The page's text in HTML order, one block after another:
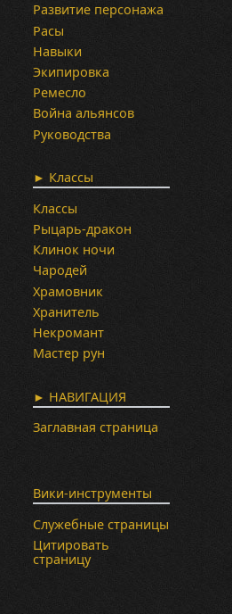
Развитие персонажа
Расы
Навыки
Экипировка
Ремесло
Война альянсов
Руководства
► Классы
Классы
Рыцарь-дракон
Клинок ночи
Чародей
Храмовник
Хранитель
Некромант
Мастер рун
► НАВИГАЦИЯ
Заглавная страница
Вики-инструменты
Служебные страницы
Цитировать
страницу